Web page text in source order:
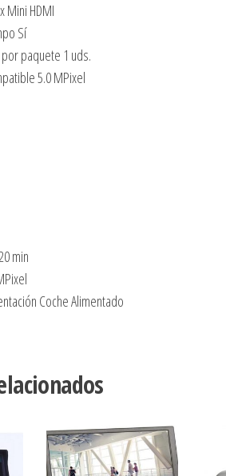
Mini HDMI
Sí
paquete 1 uds.
5.0 MPixel
min
Coche Alimentado